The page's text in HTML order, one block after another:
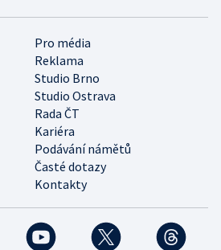
Pro média
Reklama
Studio Brno
Studio Ostrava
Rada ČT
Kariéra
Podávání námětů
Časté dotazy
Kontakty